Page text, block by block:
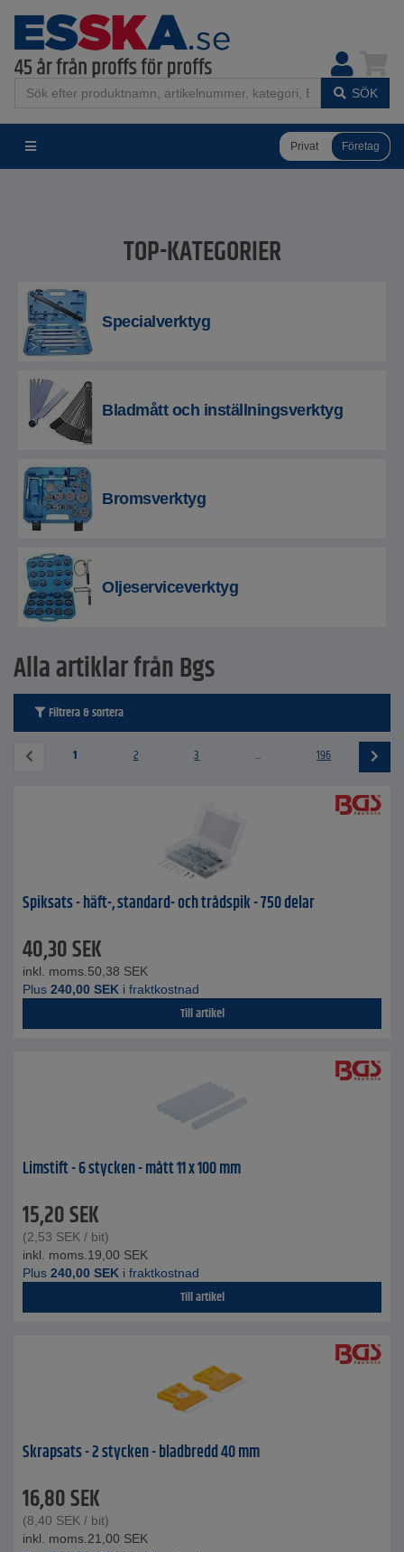
SÖK
Privat Företag
TOP-KATEGORIER
Specialverktyg
Bladmått och inställningsverktyg
Bromsverktyg
Oljeserviceverktyg
Alla artiklar från Bgs
Filtrera & sortera
1 2 3 ... 196
Spiksats - häft-, standard- och trådspik - 750 delar
40,30SEK
inkl. moms. 50,38 SEK
Plus 240,00 SEK i fraktkostnad
Till artikel
Limstift - 6 stycken - mått 11 x 100 mm
15,20SEK
(2,53 SEK / bit)
inkl. moms. 19,00 SEK
Plus 240,00 SEK i fraktkostnad
Till artikel
Skrapsats - 2 stycken - bladbredd 40 mm
16,80SEK
(8,40 SEK / bit)
inkl. moms. 21,00 SEK